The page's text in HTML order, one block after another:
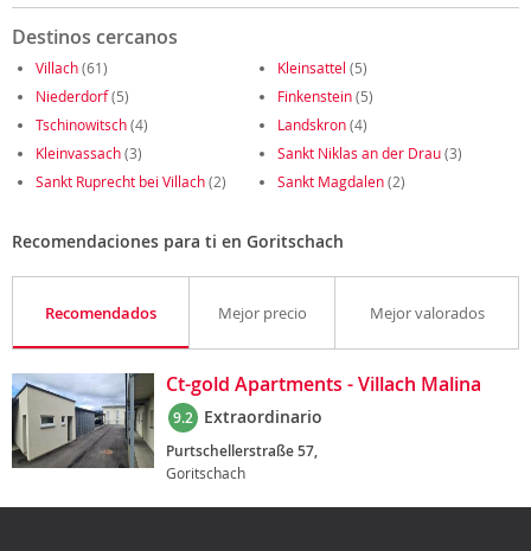
Destinos cercanos
Villach(61) Kleinsattel (5)
Niederdorf(5) Finkenstein(5)
Tschinowitsch(4) Landskron(4)
Kleinvassach(3) Sankt Niklas an der Drau(3)
Sankt Ruprecht bei Villach(2) Sankt Magdalen(2)
Recomendaciones para ti en Goritschach
Recomendados Mejor precio Mejor valorados
Ct-gold Apartments - Villach Malina
9.2 Extraordinario
Purtschellerstraße 57,
Goritschach